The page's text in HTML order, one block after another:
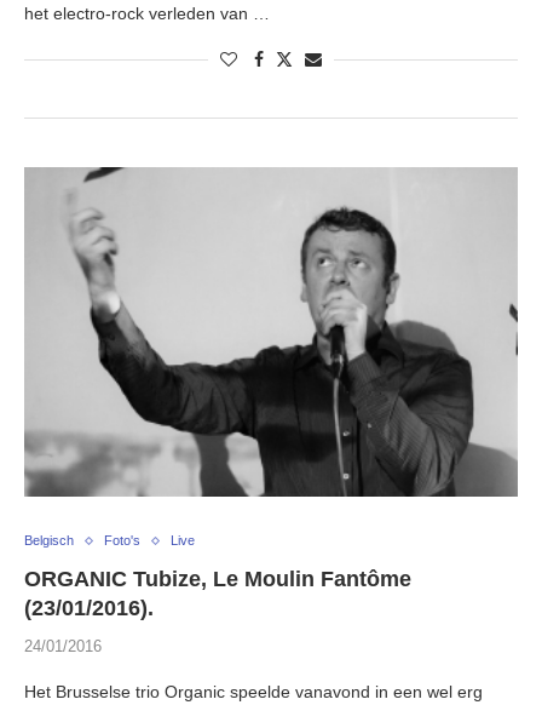
het electro-rock verleden van …
Belgisch Foto's Live
ORGANIC Tubize, Le Moulin Fantôme
(23/01/2016).
24/01/2016
Het Brusselse trio Organic speelde vanavond in een wel erg